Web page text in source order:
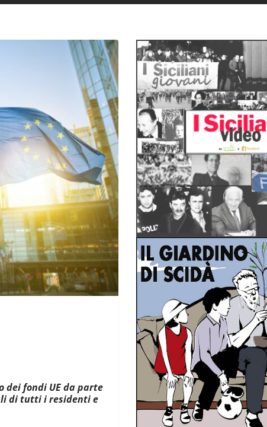
dei fondi UE da parte
di tutti i residenti e